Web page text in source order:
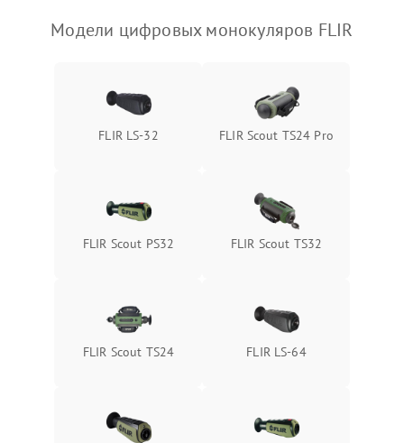
Проблемы с заземлением Подробнее →
Неисправность кнопок
Подробнее →
Модели цифровых монокуляров FLIR
FLIR LS-32 FLIR Scout TS24 Pro
FLIR Scout PS32 FLIR Scout TS32
FLIR Scout TS24 FLIR LS-64